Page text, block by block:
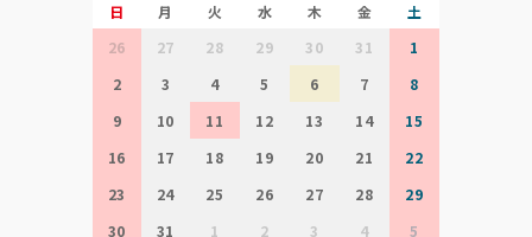
日 月 火 水 木 金
土
26
27 28 29 30 31
1
2
3 4 5 6 7
8
9
10 11 12 13 14
15
16
17 18 19 20 21
22
23
24 25 26 27 28
29
30
31 1 2 3 4 5